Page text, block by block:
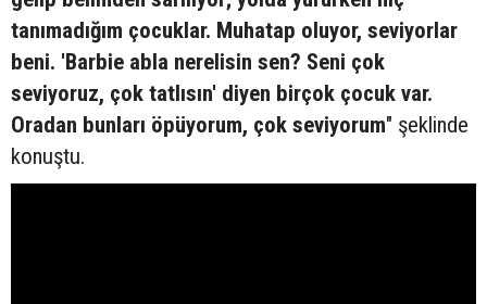
tanımadığım çocuklar. Muhatap oluyor, seviyorlar
beni. 'Barbie abla nerelisin sen? Seni çok
seviyoruz, çok tatlısın' diyen birçok çocuk var.
Oradan bunları öpüyorum, çok seviyorum" şeklinde
konuştu.